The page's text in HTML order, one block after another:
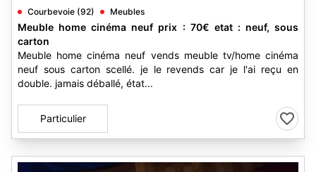
Courbevoie (92) Meubles
Meuble home cinéma neuf prix : 70€ etat : neuf, sous
carton
Meuble home cinéma neuf vends meuble tv/home cinéma
neuf sous carton scellé. je le revends car je l'ai reçu en
double. jamais déballé, état...
Particulier